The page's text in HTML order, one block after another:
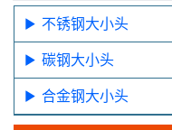
不锈钢大小头
碳钢大小头
合金钢大小头